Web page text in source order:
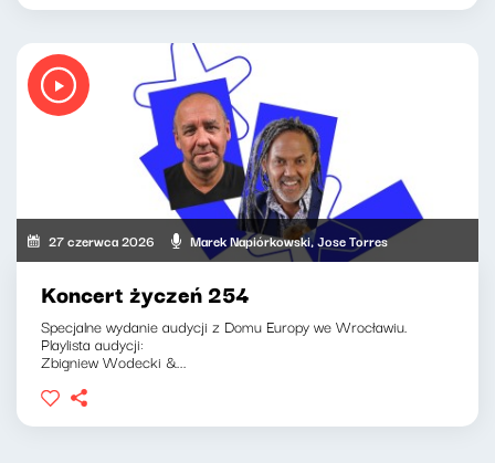
27 czerwca 2026 Marek Napiórkowski, Jose Torres
Koncert życzeń 254
Specjalne wydanie audycji z Domu Europy we Wrocławiu.
Playlista audycji:
Zbigniew Wodecki &...